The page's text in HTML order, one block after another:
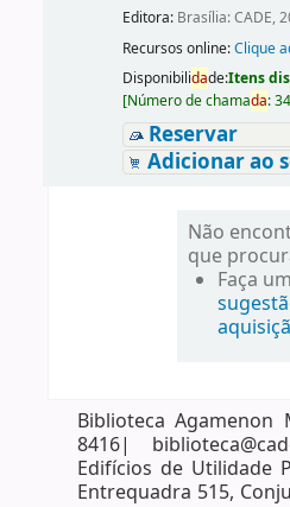
Editora: Brasília: CADE,
Recursos online:Clique
Disponibilidade:Itens
[Número de chamada:
Reservar
Adicionar ao
Não
que
Faça
Biblioteca Agamenon
8416|
Edifícios de Utilidade
Entrequadra 515,